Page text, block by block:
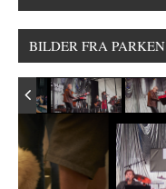
BILDER FRA PARKEN